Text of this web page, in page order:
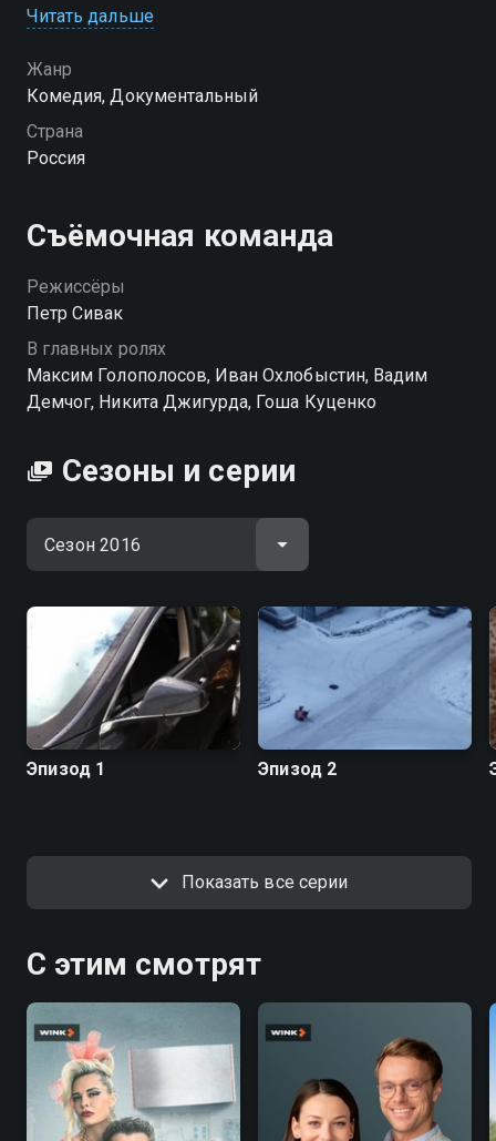
Голополосов и его верный спутник – леопардовый
До этого ни один проект в рунете не выходил в
эфире телеканала, как самостоятельное шоу. Макс
возвращается на «ЧЕ!» с новым сезоном!
Читать дальше
Жанр
Комедия, Документальный
Страна
Россия
Съёмочная команда
Режиссёры
Петр Сивак
В главных ролях
Максим Голополосов, Иван Охлобыстин, Вадим
Демчог, Никита Джигурда, Гоша Куценко
Сезоны и серии
Эпизод 1 Эпизод 2
Показать все серии
С этим смотрят